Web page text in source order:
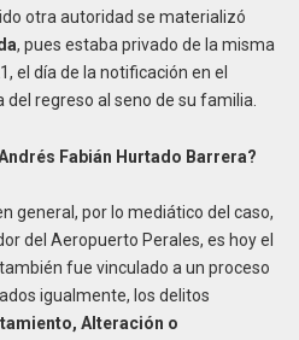
otra autoridad se materializó
, pues estaba privado de la misma
el día de la notificación en el
regreso al seno de su familia.
Fabián Hurtado Barrera?
general, por lo mediático del caso,
del Aeropuerto Perales, es hoy el
fue vinculado a un proceso
igualmente, los delitos
Alteración o